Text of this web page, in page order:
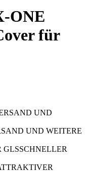
ONE
für
UND WEITERE
SCHNELLER